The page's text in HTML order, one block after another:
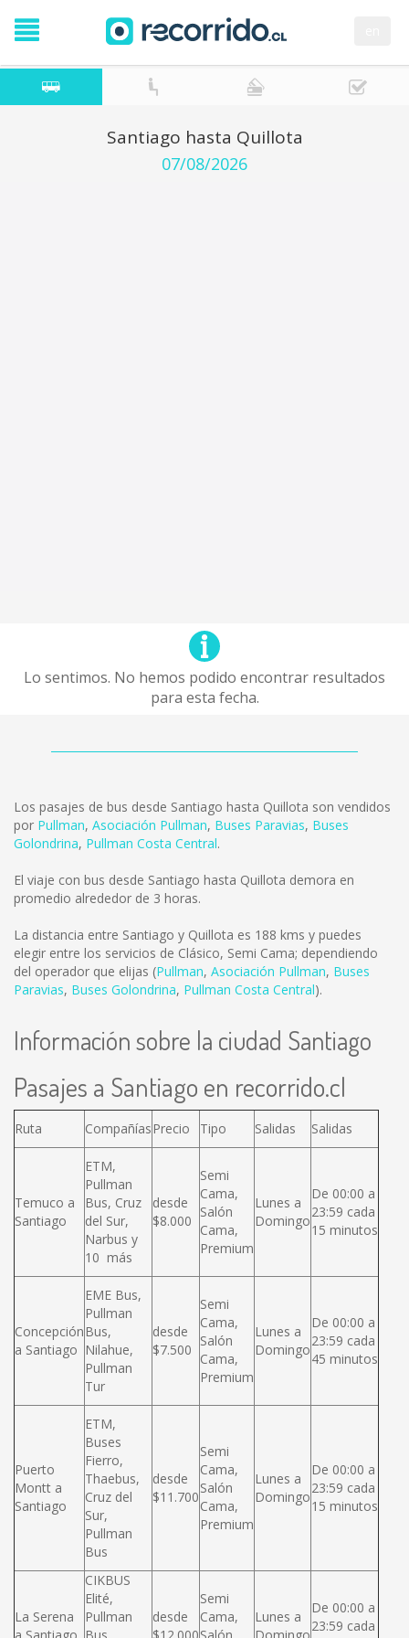
Santiago hasta Quillota
07/08/2026
Lo sentimos. No hemos podido encontrar resultados
para esta fecha.
Los pasajes de bus desde Santiago hasta Quillota son vendidos
por Pullman, Asociación Pullman, Buses Paravias, Buses
Golondrina, Pullman Costa Central.
El viaje con bus desde Santiago hasta Quillota demora en
promedio alrededor de 3 horas.
La distancia entre Santiago y Quillota es 188 kms y puedes
elegir entre los servicios de Clásico, Semi Cama; dependiendo
del operador que elijas (Pullman, Asociación Pullman, Buses
Paravias, Buses Golondrina, Pullman Costa Central).
Información sobre la ciudad Santiago
Pasajes a Santiago en recorrido.cl
Ruta CompañíasPrecio Tipo Salidas Salidas
Temuco a
Santiago
ETM,
Pullman
Bus, Cruz
del Sur,
Narbus y
10 más
desde
$8.000
Semi
Cama,
Salón
Cama,
Premium
Lunes a
Domingo
De 00:00 a
23:59 cada
15 minutos
Concepción
a Santiago
EME Bus,
Pullman
Bus,
Nilahue,
Pullman
Tur
desde
$7.500
Semi
Cama,
Salón
Cama,
Premium
Lunes a
Domingo
De 00:00 a
23:59 cada
45 minutos
Puerto
Montt a
Santiago
ETM,
Buses
Fierro,
Thaebus,
Cruz del
Sur,
Pullman
Bus
desde
$11.700
Semi
Cama,
Salón
Cama,
Premium
Lunes a
Domingo
De 00:00 a
23:59 cada
15 minutos
La Serena
CIKBUS
Elité,
Pullman
desde
Semi
Cama,
Lunes a
De 00:00 a
23:59 cada